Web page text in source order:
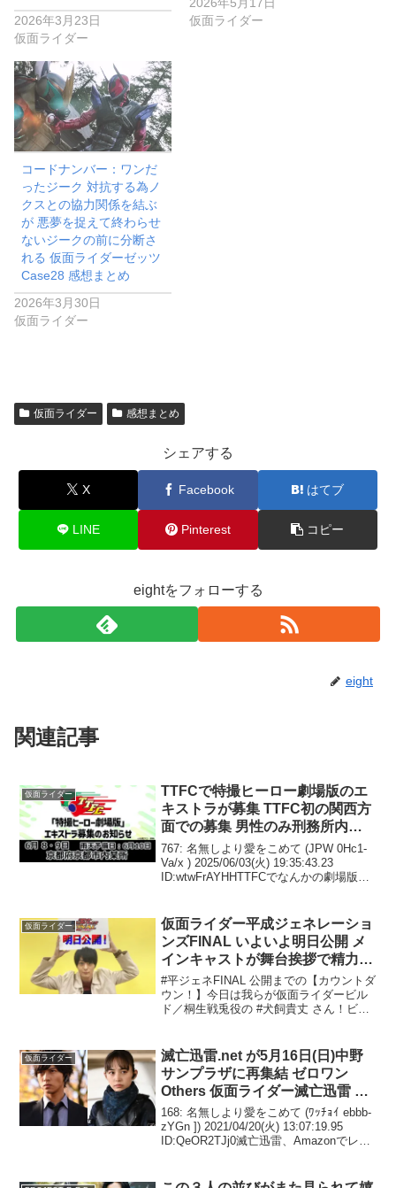
2026年3月23日
仮面ライダー
仮面ライダー
コードナンバー：ワンだ
ったジーク 対抗する為ノ
クスとの協力関係を結ぶ
が 悪夢を捉えて終わらせ
ないジークの前に分断さ
れる 仮面ライダーゼッツ
Case28 感想まとめ
2026年3月30日
仮面ライダー
仮面ライダー 感想まとめ
シェアする
はてブ
eightをフォローする
関連記事
仮面ライダー
TTFCで特撮ヒーロー劇場版のエ
キストラが募集 TTFC初の関西方
面での募集 男性のみ刑務所内の
囚人役で約50名 製作が噂されて
いるカブトやクウガの新作映像？
或いは新ライダーゼッツ関連か
Va/x ) 2025/06/03(火) 19:35:43.23
ID:wtwFrAYHHTTFCでなんかの劇場版の
エキストラ募集してるな冬映画は廃止さ
仮面ライダー
仮面ライダー平成ジェネレーショ
ンズFINAL いよいよ明日公開 メ
インキャストが舞台挨拶で精力的
に全国を廻る
#平ジェネFINAL 公開までの【カウントダ
ウン！】今日は我らが仮面ライダービル
ド／桐生戦兎役の #犬飼貴丈 さん！ビル
ドのテレビの展開と並行して見ると、さ
明日からですッ！...
仮面ライダー
滅亡迅雷.net が5月16日(日)中野
サンプラザに再集結 ゼロワン
Others 仮面ライダー滅亡迅雷 ス
ペシャルイベント 開催 不破諫役
岡田龍太郎 刃唯阿役の井桁弘恵
の追加登壇も決定
168: 名無しより愛をこめて (ﾜｯﾁｮｲ ebbb-
zYGn ]) 2021/04/20(火) 13:07:19.95
ID:QeOR2TJj0滅亡迅雷、Amazonでレン
タルできるね169: 名無しより愛をこめて
PROJECT R.E.D.
この３人の並びがまた見られて嬉